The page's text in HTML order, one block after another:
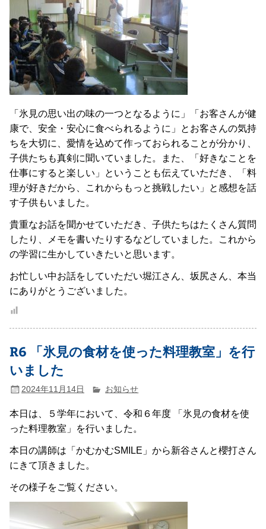
「氷見の思い出の味の一つとなるように」「お客さんが健
康で、安全・安心に食べられるように」とお客さんの気持
ちを大切に、愛情を込めて作っておられることが分かり、
子供たちも真剣に聞いていました。また、「好きなことを
仕事にすると楽しい」ということも伝えていただき、「料
理が好きだから、これからもっと挑戦したい」と感想を話
す子供もいました。
貴重なお話を聞かせていただき、子供たちはたくさん質問
したり、メモを書いたりするなどしていました。これから
の学習に生かしていきたいと思います。
お忙しい中お話をしていただい堀江さん、坂尻さん、本当
にありがとうございました。
R6 「氷見の食材を使った料理教室」を行
いました
2024年11月14日 お知らせ
本日は、５学年において、令和６年度 「氷見の食材を使
った料理教室」を行いました。
本日の講師は「かむかむSMILE」から新谷さんと櫻打さん
にきて頂きました。
その様子をご覧ください。